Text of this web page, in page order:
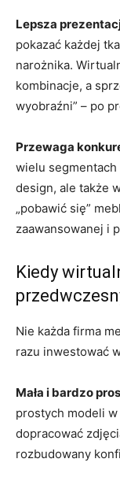
Lepsza
pokazać każdej
narożnika.
kombinacje, a
wyobraźni” – po
Przewaga
wielu
design, ale także
„pobawić się”
zaawansowanej i
Kiedy
Nie każda firma
razu inwestować
Mała i bardzo
prostych modeli
dopracować
rozbudowany